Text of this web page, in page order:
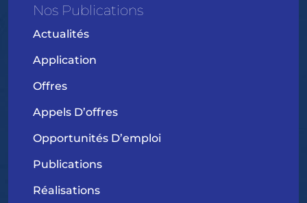
Nos Publications
Actualités
Application
Offres
Appels D’offres
Opportunités D’emploi
Publications
Réalisations